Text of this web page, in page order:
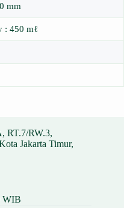
mm
: 450 mℓ
RT.7/RW.3,
Jakarta Timur,
WIB